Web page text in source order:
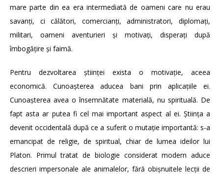
mare parte din ea era intermediată de oameni care nu erau
savanți, ci călători, comercianți, administratori, diplomați,
militari, oameni aventurieri și motivați, disperați după
îmbogățire și faimă.
Pentru dezvoltarea științei exista o motivație, aceea
economică. Cunoașterea aducea bani prin aplicațiile ei.
Cunoașterea avea o însemnătate materială, nu spirituală. De
fapt asta ar putea fi cel mai important aspect al ei. Știința a
devenit occidentală după ce a suferit o mutație importantă: s-a
emancipat de religie, de spiritual, chiar de lumea ideilor lui
Platon. Primul tratat de biologie considerat modern aduce
descrieri impersonale ale animalelor, fără obișnuitele lecții de